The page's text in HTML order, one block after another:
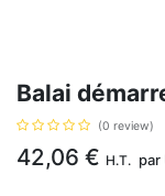
Balai
(0 review)
42,06 € H.T. par